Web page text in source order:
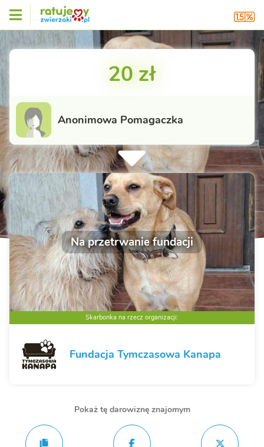
20 zł
Anonimowa Pomagaczka
Na przetrwanie fundacji
Skarbonka na rzecz organizacji:
Fundacja Tymczasowa Kanapa
Pokaż tę darowiznę znajomym